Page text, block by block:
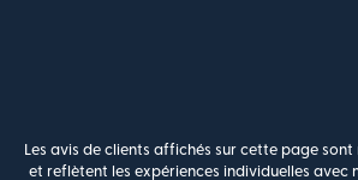
Les avis de clients affichés sur cette page
et reflètent les expériences individuelles avec